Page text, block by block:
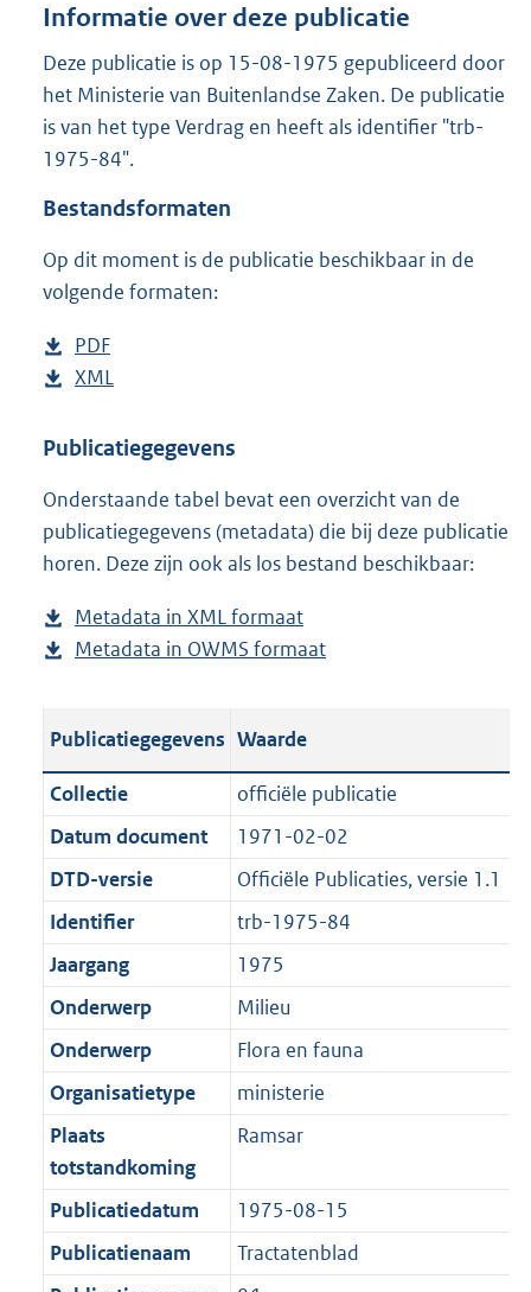
t
e
:
9
Informatie over deze publicatie
Deze publicatie is op 15-08-1975 gepubliceerd door
het Ministerie van Buitenlandse Zaken. De publicatie
is van het type Verdrag en heeft als identifier "trb-
1975-84".
Bestandsformaten
Op dit moment is de publicatie beschikbaar in de
volgende formaten:
D
o
n
o
a
d
u
b
i
a
t
i
e
i
f
o
r
a
a
t
PDF
e
t
n
d
s
r
o
t
e
9
0
8
b
D
w
l
o
a
p
u
l
c
a
t
i
e
n
f
o
m
a
a
t
XML
s
a
n
d
g
r
o
t
e
:
0
K
Publicatiegegevens
Onderstaande tabel bevat een overzicht van de
publicatiegegevens (metadata) die bij deze publicatie
horen. Deze zijn ook als los bestand beschikbaar:
Metadata in XML formaat
e
a
n
d
s
g
r
o
t
e
:
b
Metadata in OWMS formaat
a
n
d
s
g
r
t
t
K
b
Publicatiegegevens Waarde
Collectie
officiële publicatie
Datum document
1971-02-02
DTD-versie
Officiële Publicaties, versie 1.1
Identifier
trb-1975-84
Jaargang
1975
Onderwerp
Milieu
Onderwerp
Flora en fauna
Organisatietype
ministerie
Plaats
totstandkoming
Ramsar
Publicatiedatum
1975-08-15
Publicatienaam
Tractatenblad